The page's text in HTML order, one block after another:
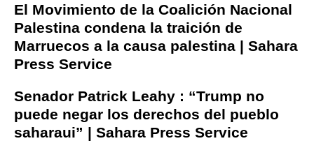
El Movimiento de la Coalición Nacional
Palestina condena la traición de
Marruecos a la causa palestina | Sahara
Press Service
Senador Patrick Leahy : “Trump no
puede negar los derechos del pueblo
saharaui” | Sahara Press Service